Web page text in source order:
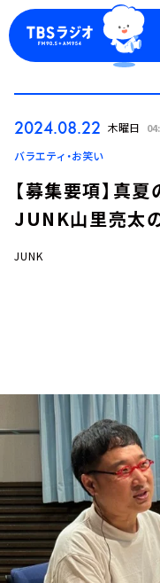
ログイン
お知らせ
イベント・グッズ
YouTube
会社情報
2024.08.22 木曜日
バラエティ・お笑い
【募集要項】真
JUNK山里亮太
JUNK